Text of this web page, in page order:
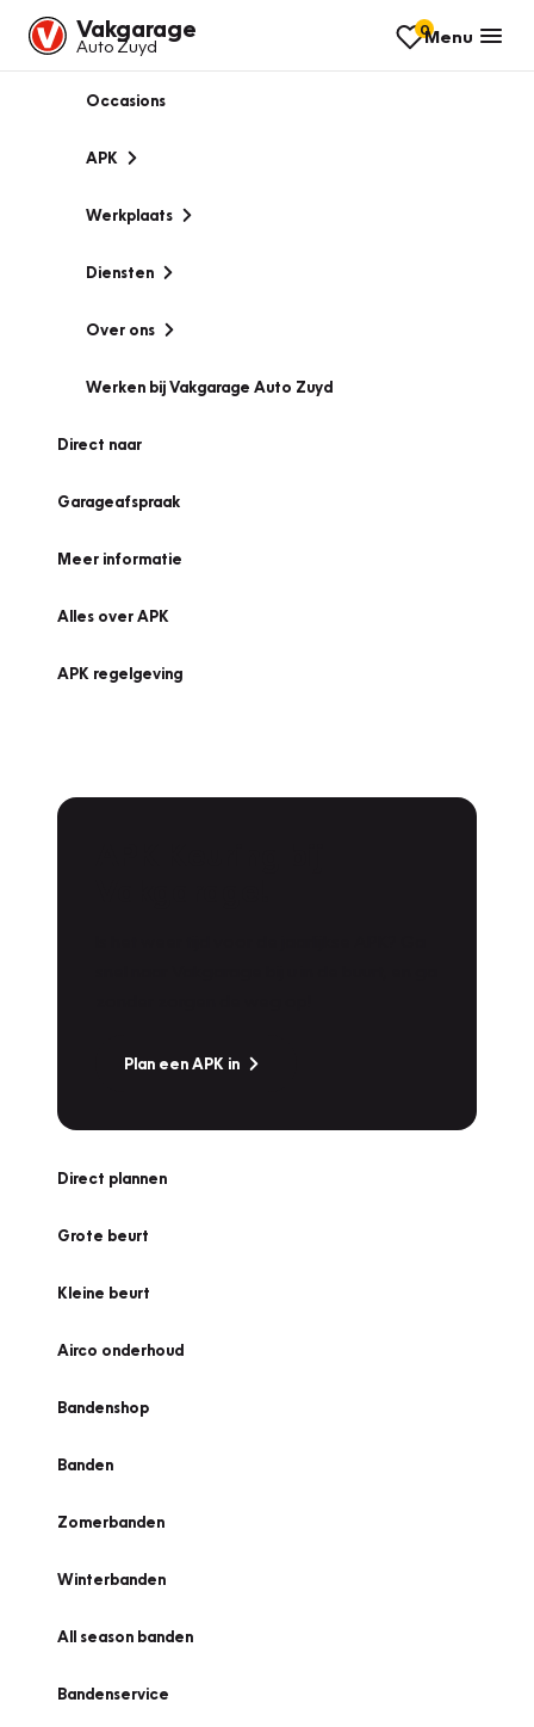
Vakgarage
Auto Zuyd
0Menu
Occasions
APK
Werkplaats
Diensten
Over ons
Werken bij Vakgarage Auto Zuyd
Direct naar
Garageafspraak
Meer informatie
Alles over APK
APK regelgeving
Plan een APK in
Direct plannen
Grote beurt
Kleine beurt
Airco onderhoud
Bandenshop
Banden
Zomerbanden
Winterbanden
All season banden
Bandenservice